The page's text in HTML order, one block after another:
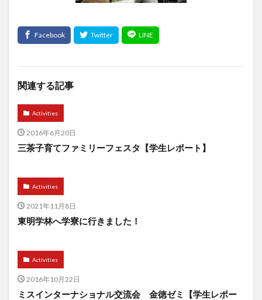
関連する記事
Activities
2016年6月20日
三茶子育てファミリーフェスタ【学生レポート】
Activities
2021年11月8日
東明学林へ学寮に行きました！
Activities
2016年10月22日
ミスインターナショナル交流会 金徳ゼミ【学生レポー